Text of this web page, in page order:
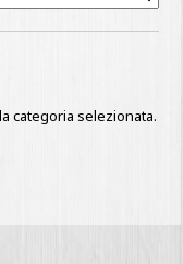
categoria selezionata.